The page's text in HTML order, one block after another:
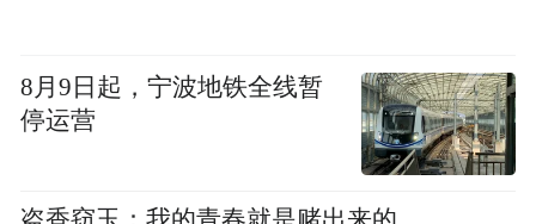
8月9日起，宁波地铁全线暂
停运营